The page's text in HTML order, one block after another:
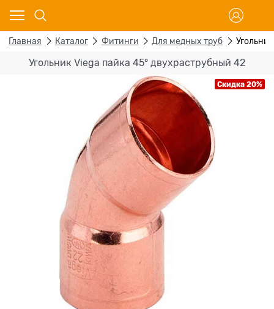
Главная Каталог Фитинги Для медных труб
Угольник Viega пайка 45° двухраструбный 42
Скидка 20%